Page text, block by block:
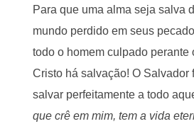
Para que uma alma seja salva
mundo perdido em seus
todo o homem culpado
Cristo há salvação! O Salvador
salvar perfeitamente a todo
que crê em mim, tem a vida